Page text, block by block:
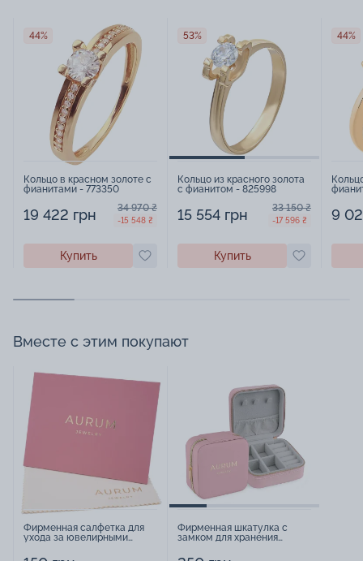
44%
Кольцо в красном золоте с
фианитами - 773350
19 422 грн 34 970 ₴
-15 548 ₴
Купить
53%
Кольцо из красного золота
с фианитом - 825998
15 554 грн 33 150 ₴
-17 596 ₴
Купить
44%
9
Вместе с этим покупают
Фирменная салфетка для
ухода за ювелирными
Фирменная шкатулка с
замком для хранения